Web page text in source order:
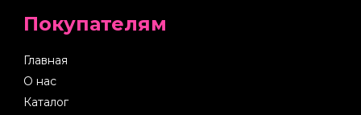
Покупателям
Главная
О нас
Каталог